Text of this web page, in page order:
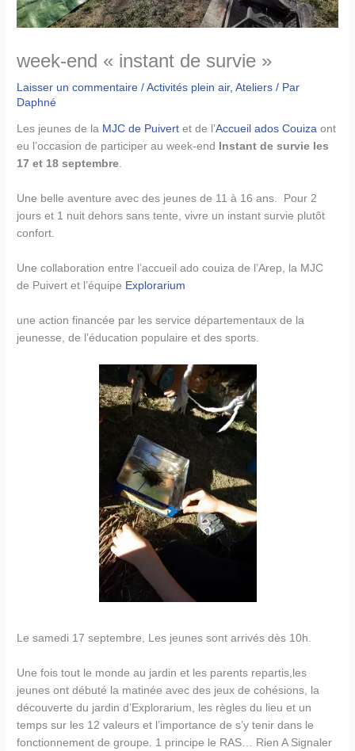
week-end « instant de survie »
Laisser un commentaire /Activités plein air,Ateliers / Par
Daphné
Les jeunes de la MJC de Puivert et de l’Accueil ados Couiza ont
eu l’occasion de participer au week-end
Instant de survie les
17 et 18 septembre.
Une belle aventure avec des jeunes de 11 à 16 ans. Pour 2
jours et 1 nuit dehors sans tente, vivre un instant survie plutôt
confort.
Une collaboration entre l’accueil ado couiza de l’Arep, la MJC
de Puivert et l’équipe Explorarium
une action financée par les service départementaux de la
jeunesse, de l’éducation populaire et des sports.
Le samedi 17 septembre, Les jeunes sont arrivés dès 10h.
Une fois tout le monde au jardin et les parents repartis,les
jeunes ont débuté la matinée avec des jeux de cohésions, la
découverte du jardin d’Explorarium, les règles du lieu et un
temps sur les 12 valeurs et l’importance de s’y tenir dans le
fonctionnement de groupe. 1 principe le RAS… Rien A Signaler